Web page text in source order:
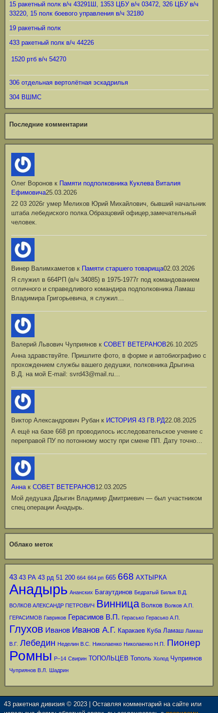
15 ракетный полк в/ч 43291Ш, 1353 ЦБУ в/ч 03472, 326 ЦБУ в/ч
33220, 15 полк боевого управления в/ч 32180
19 ракетный полк
433 ракетный полк в/ч 44226
1520 ртб в/ч 54270
306 отдельная вертолётная эскадрилья
304 ВШМС
Последние комментарии
Олег Воронов к Памяти подполковника Куклева Виталия
Ефимовича25.03.2026
22 03 2026г умер Мелихов Юрий Михайлович, бывший начальник
штаба лебедиского полка.Образцовий офицер,замечательный
человек.
Винер Валимхаметов к Памяти старшего товарища02.03.2026
Я служил в 664РП (в/ч 34085) в 1975-1977г под командованием
отличного и справедливого командира подполковника Ламаш
Владимира Григорьевича, я служил…
Валерий Львович Чуприянов к СОВЕТ ВЕТЕРАНОВ26.10.2025
Анна здравствуйте. Пришлите фото, в форме и автобиографию с
прохождением службы вашего дедушки, полковника Дрыгина
В.Д. на мой Е-mail: svrd43@mail.ru…
Виктор Александрович Рубан к ИСТОРИЯ 43 ГВ.РД22.08.2025
А ещё на базе 668 рп проводилось исследовательское учение с
переправой ПУ по потонному мосту при смене ПП. Дату точно…
Аннак СОВЕТ ВЕТЕРАНОВ12.03.2025
Мой дедушка Дрыгин Владимир Дмитриевич — был участником
спец.операции Анадырь.
Облако меток
43 43 РА 43 рд 51 200 664 664 рп 665 668 АХТЫРКА
Анадырь Ананских Багаутдинов Бедратый Билык В.Д.
ВОЛКОВ АЛЕКСАНДР ПЕТРОВИЧ Винница Волков Волков А.П.
ГЕРАСИМОВ Гавриков Герасимов В.П. Герасько Герасько А.П.
Глухов Иванов Иванов А.Г. Каракаев Куба Ламаш Ламаш
В.Г. Лебедин Неделин В.С. Николаенко Николаенко Н.П. Пионер
Ромны Р–14 Свирин ТОПОЛЬЦЕВ Тополь Холод Чуприянов
Чуприянов В.Л. Шадрин
43 ракетная дивизия © 2023 | Оставляя комментарий на сайте или